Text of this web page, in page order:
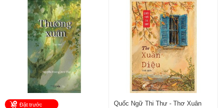
Đặt trước
Quốc Ngữ Thi Thư - Thơ Xuân